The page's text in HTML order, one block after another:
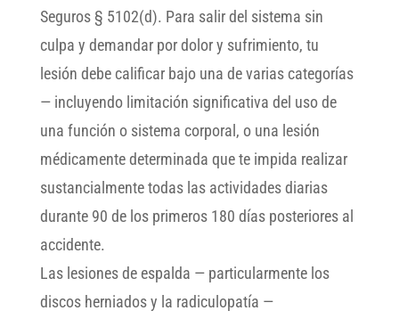
Seguros § 5102(d). Para salir del sistema sin
culpa y demandar por dolor y sufrimiento, tu
lesión debe calificar bajo una de varias categorías
— incluyendo limitación significativa del uso de
una función o sistema corporal, o una lesión
médicamente determinada que te impida realizar
sustancialmente todas las actividades diarias
durante 90 de los primeros 180 días posteriores al
accidente.
Las lesiones de espalda — particularmente los
discos herniados y la radiculopatía —